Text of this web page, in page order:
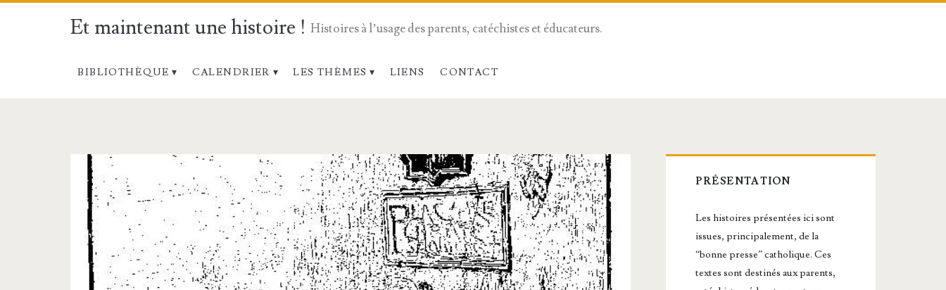
Et maintenant une histoire ! Histoires à l’usage des parents, catéchistes et éducateurs.
BIBLIOTHÈQUE CALENDRIER LES THÈMES LIENS CONTACT
<span>Sculpteur</span>
Barre
latérale
principale
PRÉSENTATION
Les histoires présentées ici sont
issues, principalement, de la
“bonne presse” catholique. Ces
textes sont destinés aux parents,